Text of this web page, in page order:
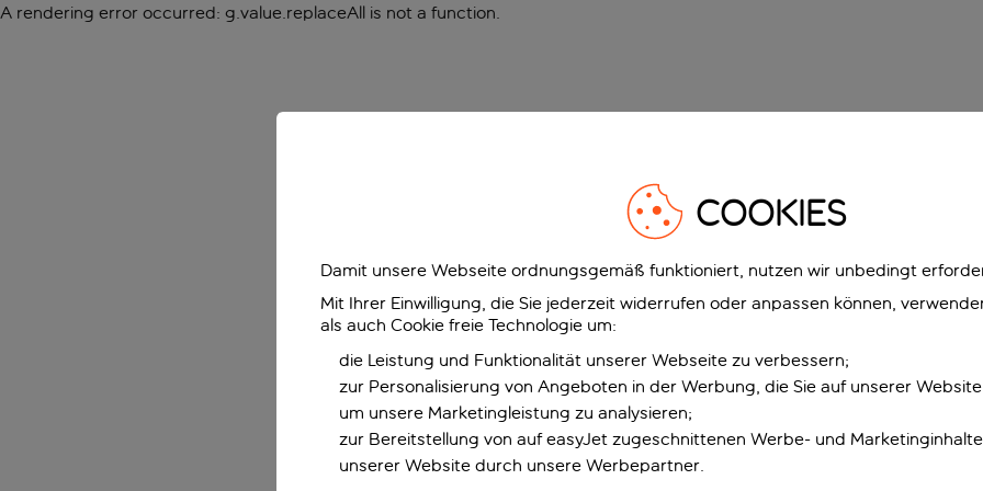
A rendering error occurred: g.value.replaceAll is not a function.
COOKIES
Damit unsere Webseite ordnungsgemäß funktioniert, nutzen wir unbedingt
Mit Ihrer Einwilligung, die Sie jederzeit widerrufen oder anpassen können,
als auch Cookie freie Technologie um:
die Leistung und Funktionalität unserer Webseite zu verbessern;
zur Personalisierung von Angeboten in der Werbung, die Sie auf unserer
um unsere Marketingleistung zu analysieren;
zur Bereitstellung von auf easyJet zugeschnittenen Werbe- und
unserer Website durch unsere Werbepartner.